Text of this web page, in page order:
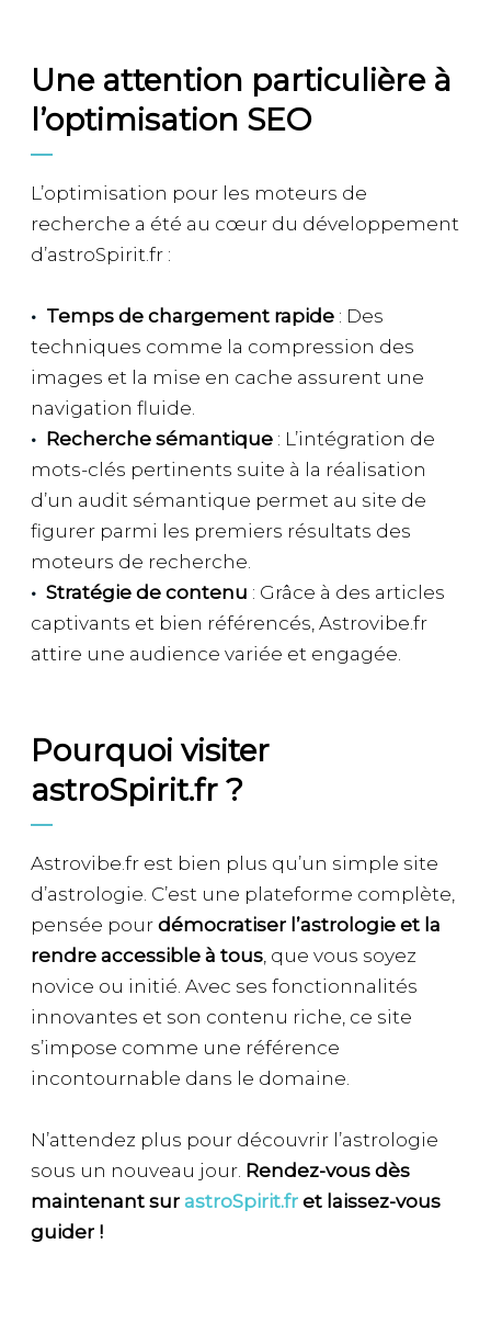
Une attention particulière à
l’optimisation SEO
L’optimisation pour les moteurs de
recherche a été au cœur du développement
d’astroSpirit.fr :
Temps de chargement rapide : Des
techniques comme la compression des
images et la mise en cache assurent une
navigation fluide.
Recherche sémantique : L’intégration de
mots-clés pertinents suite à la réalisation
d’un audit sémantique permet au site de
figurer parmi les premiers résultats des
moteurs de recherche.
Stratégie de contenu : Grâce à des articles
captivants et bien référencés, Astrovibe.fr
attire une audience variée et engagée.
Pourquoi visiter
astroSpirit.fr ?
Astrovibe.fr est bien plus qu’un simple site
d’astrologie. C’est une plateforme complète,
pensée pourdémocratiser l’astrologie et la
rendre accessible à tous, que vous soyez
novice ou initié. Avec ses fonctionnalités
innovantes et son contenu riche, ce site
s’impose comme une référence
incontournable dans le domaine.
N’attendez plus pour découvrir l’astrologie
sous un nouveau jour. Rendez-vous dès
maintenant surastroSpirit.fr et laissez-vous
guider !